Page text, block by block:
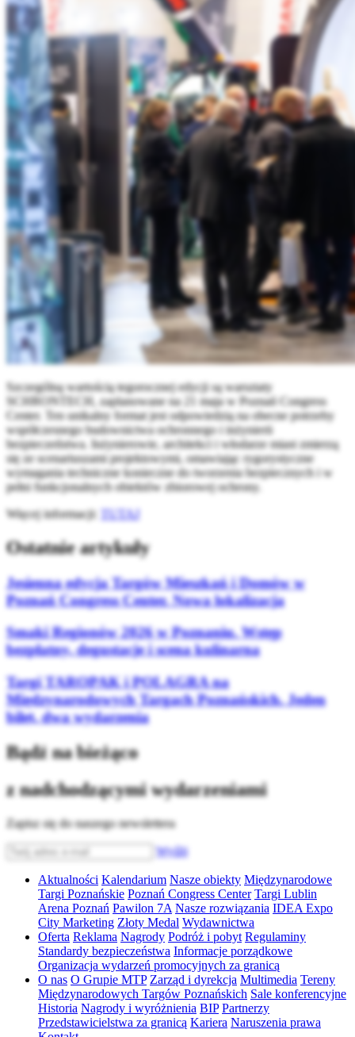
Szczególną wartością tegorocznej edycji są warsztaty
SCHRONTECH, zaplanowane na 21 maja w Poznań Congress
Center. Ten unikalny format jest odpowiedzią na obecne potrzeby
współczesnego budownictwa ochronnego i inżynierii
bezpieczeństwa. Inżynierowie, architekci i włodarze miast zmierzą
się ze scenariuszami projektowymi, omawiając rygorystyczne
wymagania techniczne konieczne do tworzenia bezpiecznych i w
pełni funkcjonalnych obiektów zbiorowej ochrony.
Więcej informacji:
TUTAJ
Ostatnie artykuły
Jesienna edycja Targów Mieszkań i Domów w
Poznań Congress Center. Nowa lokalizacja
Smaki Regionów 2026 w Poznaniu. Wstęp
bezpłatny, degustacje i scena kulinarna
Targi TAROPAK i POLAGRA na
Międzynarodowych Targach Poznańskich. Jeden
bilet, dwa wydarzenia
Bądź na bieżąco
z nadchodzącymi wydarzeniami
Zapisz się do naszego newslettera
Wyślij
Aktualności Kalendarium Nasze obiekty Międzynarodowe
Targi Poznańskie Poznań Congress Center Targi Lublin
Arena Poznań Pawilon 7A Nasze rozwiązania IDEA Expo
City Marketing Złoty Medal Wydawnictwa
Oferta Reklama Nagrody Podróż i pobyt Regulaminy
Standardy bezpieczeństwa Informacje porządkowe
Organizacja wydarzeń promocyjnych za granicą
O nas O Grupie MTP Zarząd i dyrekcja Multimedia Tereny
Międzynarodowych Targów Poznańskich Sale konferencyjne
Historia Nagrody i wyróżnienia BIP Partnerzy
Przedstawicielstwa za granicą Kariera Naruszenia prawa